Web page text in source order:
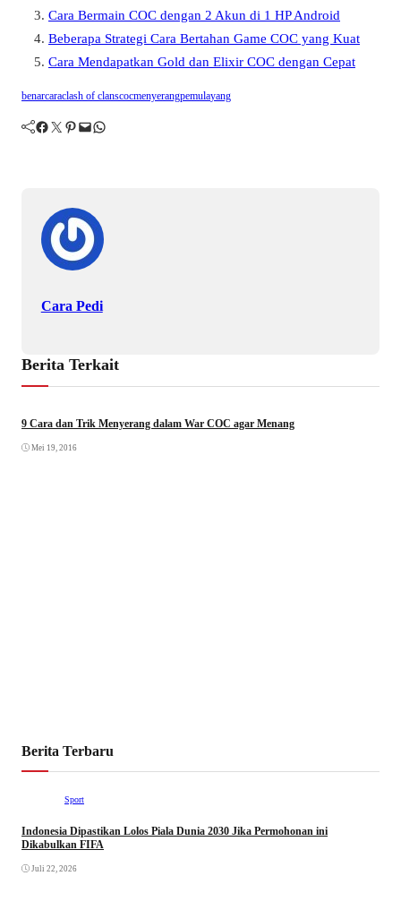
Cara Bermain COC dengan 2 Akun di 1 HP Android
Beberapa Strategi Cara Bertahan Game COC yang Kuat
Cara Mendapatkan Gold dan Elixir COC dengan Cepat
benarcaraclash of clanscocmenyerangpemulayang
Facebook Twitter Pinterest Mail WhatsApp
Cara Pedi
Berita Terkait
9 Cara dan Trik Menyerang dalam War COC agar Menang
Mei 19, 2016
Berita Terbaru
Sport
Indonesia Dipastikan Lolos Piala Dunia 2030 Jika Permohonan ini
Dikabulkan FIFA
Juli 22, 2026